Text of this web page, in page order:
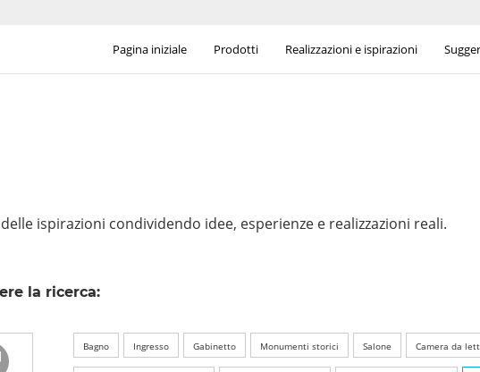
Pagina iniziale Prodotti Realizzazioni e ispirazioni
ispirazioni condividendo idee, esperienze e realizzazioni reali.
la ricerca:
Bagno Ingresso Gabinetto Monumenti storici Salone Camera da